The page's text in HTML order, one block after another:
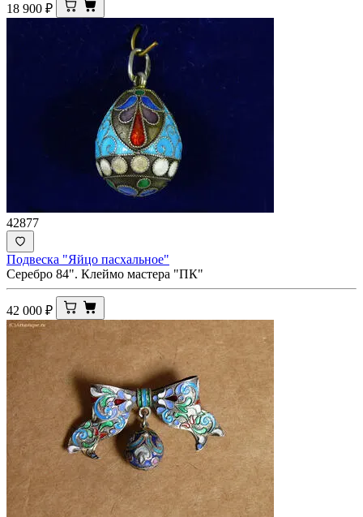
18 900 ₽
42877
Подвеска "Яйцо пасхальное"
Серебро 84". Клеймо мастера "ПК"
42 000 ₽